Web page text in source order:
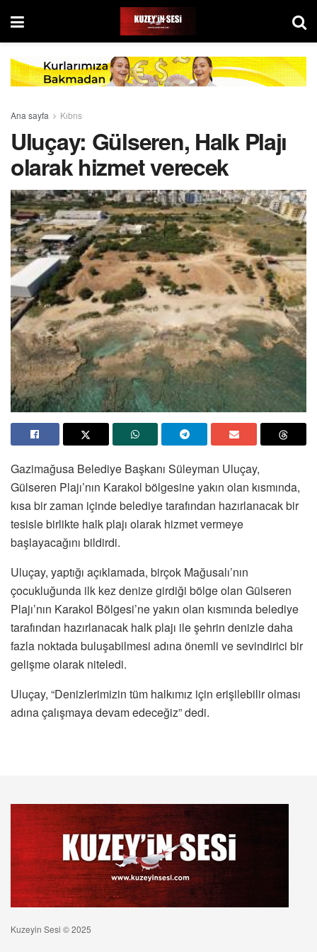
Ana sayfa Kıbrıs
Uluçay: Gülseren, Halk Plajı
olarak hizmet verecek
Gazimağusa Belediye Başkanı Süleyman Uluçay,
Gülseren Plajı’nın Karakol bölgesine yakın olan kısmında,
kısa bir zaman içinde belediye tarafından hazırlanacak bir
tesisle birlikte halk plajı olarak hizmet vermeye
başlayacağını bildirdi.
Uluçay, yaptığı açıklamada, birçok Mağusalı’nın
çocukluğunda ilk kez denize girdiği bölge olan Gülseren
Plajı’nın Karakol Bölgesi’ne yakın olan kısmında belediye
tarafından hazırlanacak halk plajı ile şehrin denizle daha
fazla noktada buluşabilmesi adına önemli ve sevindirici bir
gelişme olarak niteledi.
Uluçay, “Denizlerimizin tüm halkımız için erişilebilir olması
adına çalışmaya devam edeceğiz” dedi.
Kuzeyin Sesi © 2025